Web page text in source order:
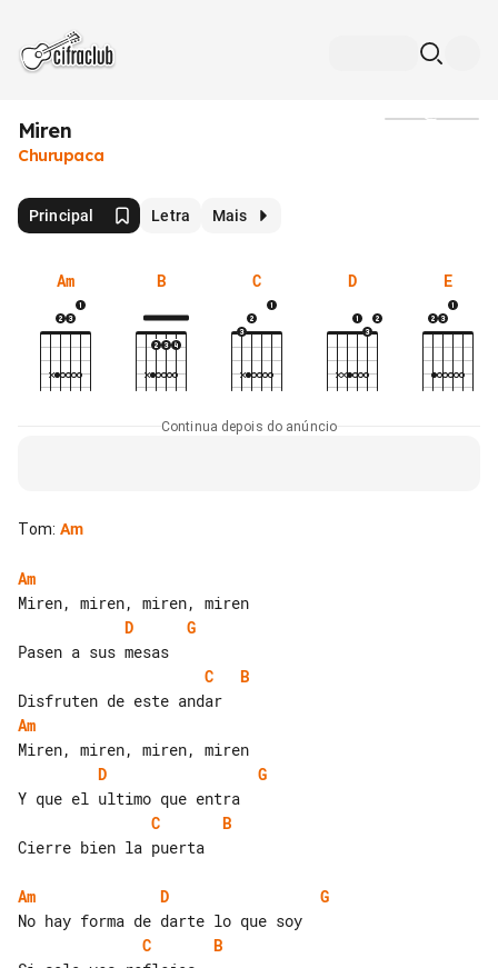
Miren
Churupaca
Principal Letra Mais
Am B C D E
Continua depois do anúncio
Tom: Am
Am
D
G
C
B
Am
D
G
C
B
Cierre bien la puerta
Am D
G
C
B